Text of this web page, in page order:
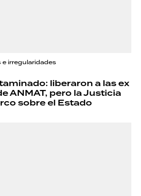
irregularidades
liberaron a las ex
ANMAT, pero la Justicia
sobre el Estado